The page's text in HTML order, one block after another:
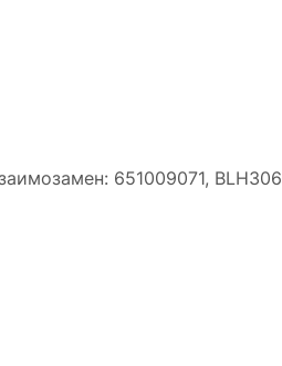
651009071,